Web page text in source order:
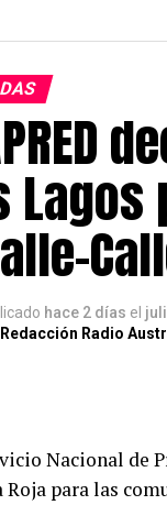
hace 2 días el
Redacción Radio
Nacional de
para las